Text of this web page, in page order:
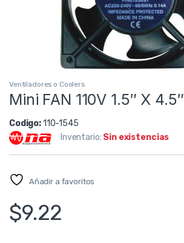
Ventiladores o Coolers
Mini FAN 110V 1.5″ X 4.5″
Codigo:110-1545
Inventario: Sin existencias
Añadir a favoritos
$9.22